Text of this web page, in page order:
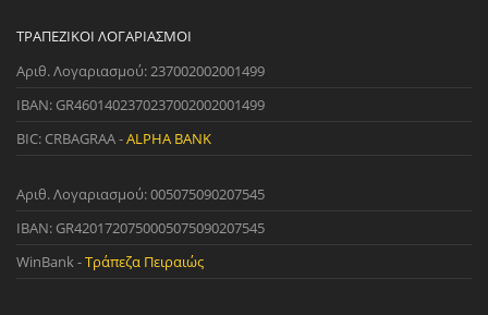
ΤΡΑΠΕΖΙΚΟΊ ΛΟΓΑΡΙΑΣΜΟΊ
Αριθ. Λογαριασμού: 237002002001499
IBAN: GR4601402370237002002001499
BIC: CRBAGRAA -ALPHA BANK
Αριθ. Λογαριασμού: 005075090207545
IBAN: GR4201720750005075090207545
WinBank -Τράπεζα Πειραιώς